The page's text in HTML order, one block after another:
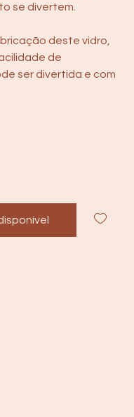
se divertem.
deste vidro,
de
ser divertida e com